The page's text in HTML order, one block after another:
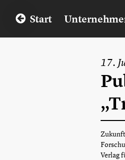
Start
17.
Verlag